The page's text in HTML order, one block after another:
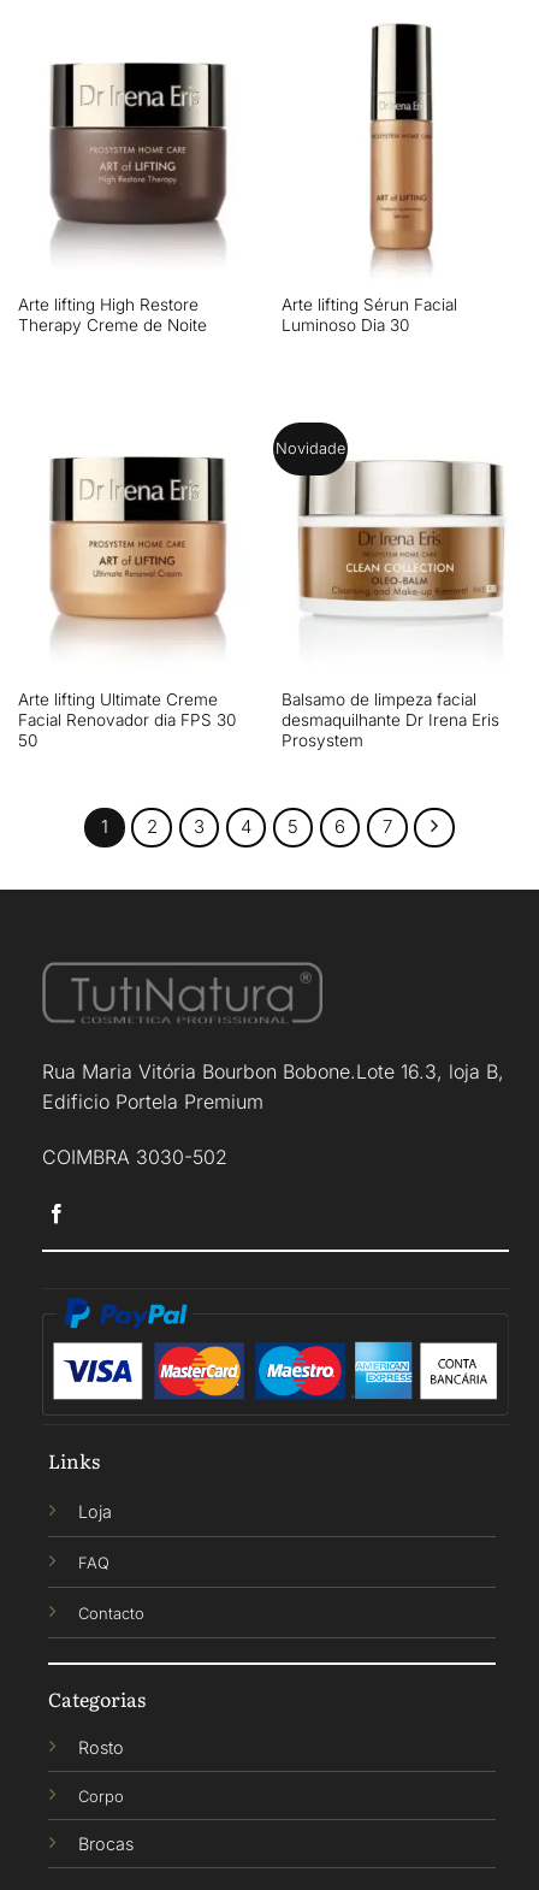
Arte lifting High Restore
Therapy Creme de Noite
Arte lifting Sérun Facial
Luminoso Dia 30
Arte lifting Ultimate Creme
Facial Renovador dia FPS 30
50
Novidade
Balsamo de limpeza facial
desmaquilhante Dr Irena Eris
Prosystem
1 2 3 4 5 6 7
Rua Maria Vitória Bourbon Bobone.Lote 16.3, loja B,
Edificio Portela Premium
COIMBRA 3030-502
Links
Loja
FAQ
Contacto
Categorias
Rosto
Corpo
Brocas